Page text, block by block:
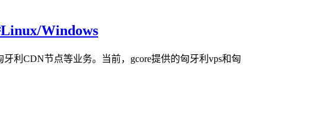
Windows
利CDN节点等业务。当前，gcore提供的匈牙利vps和匈